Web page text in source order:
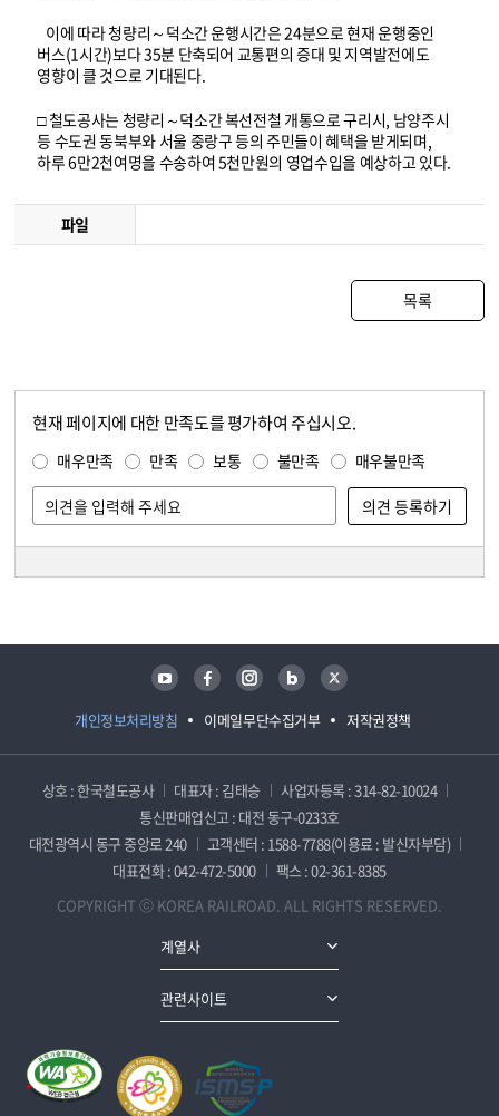
이에 따라 청량리～덕소간 운행시간은 24분으로 현재 운행중인
버스(1시간)보다 35분 단축되어 교통편의 증대 및 지역발전에도
영향이 클 것으로 기대된다.
□ 철도공사는 청량리～덕소간 복선전철 개통으로 구리시, 남양주시
등 수도권 동북부와 서울 중랑구 등의 주민들이 혜택을 받게되며,
하루 6만2천여명을 수송하여 5천만원의 영업수입을 예상하고 있다.
파일
목록
현재 페이지에 대한 만족도를 평가하여 주십시오.
매우만족 만족 보통 불만족 매우불만족
개인정보처리방침 이메일무단수집거부 저작권정책
유튜브 페이스북 인스타그램 블로그 트위터
상호 : 한국철도공사 대표자 : 김태승
사업자등록 : 314-82-10024
통신판매업신고 : 대전 동구-0233호
대전광역시 동구 중앙로 240
고객센터 : 1588-7788(이용료 : 발신자부담)
대표전화 : 042-472-5000
팩스 : 02-361-8385
COPYRIGHT ⓒ KOREA RAILROAD. ALL RIGHTS RESERVED.
계열사
관련사이트